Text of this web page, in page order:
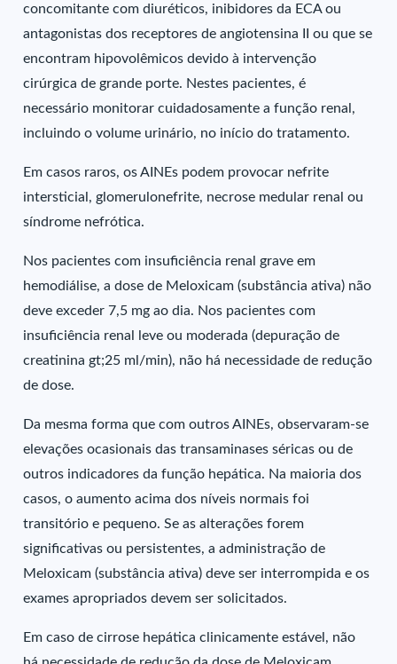
concomitante com diuréticos, inibidores da ECA ou
antagonistas dos receptores de angiotensina II ou que se
encontram hipovolêmicos devido à intervenção
cirúrgica de grande porte. Nestes pacientes, é
necessário monitorar cuidadosamente a função renal,
incluindo o volume urinário, no início do tratamento.
Em casos raros, os AINEs podem provocar nefrite
intersticial, glomerulonefrite, necrose medular renal ou
síndrome nefrótica.
Nos pacientes com insuficiência renal grave em
hemodiálise, a dose de Meloxicam (substância ativa) não
deve exceder 7,5 mg ao dia. Nos pacientes com
insuficiência renal leve ou moderada (depuração de
creatinina gt;25 ml/min), não há necessidade de redução
de dose.
Da mesma forma que com outros AINEs, observaram-se
elevações ocasionais das transaminases séricas ou de
outros indicadores da função hepática. Na maioria dos
casos, o aumento acima dos níveis normais foi
transitório e pequeno. Se as alterações forem
significativas ou persistentes, a administração de
Meloxicam (substância ativa) deve ser interrompida e os
exames apropriados devem ser solicitados.
Em caso de cirrose hepática clinicamente estável, não